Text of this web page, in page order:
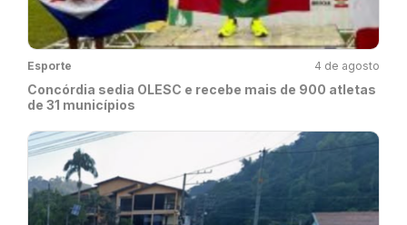
Esporte 4 de agosto
Concórdia sedia OLESC e recebe mais de 900 atletas
de 31 municípios